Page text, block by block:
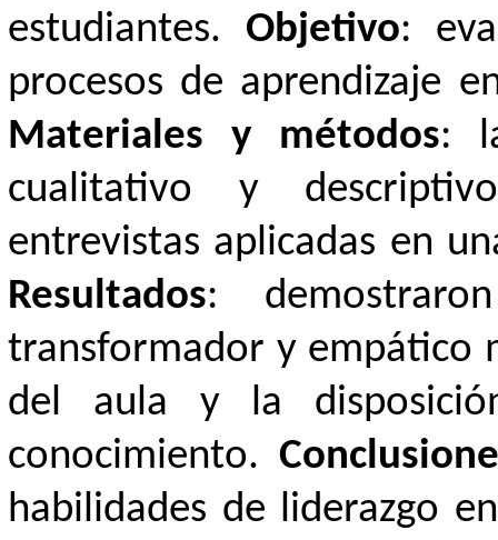
estudiantes. Objetivo:
procesos de aprendizaje
Materiales y métodos:
cualitativo y
entrevistas aplicadas en
Resultados:
transformador y empático
del aula y la
conocimiento.
habilidades de liderazgo